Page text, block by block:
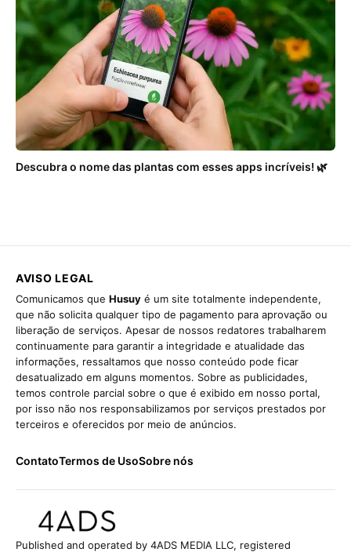
Descubra o nome das plantas com esses apps incríveis! 🌿
AVISO LEGAL
Comunicamos que Husuy é um site totalmente independente,
que não solicita qualquer tipo de pagamento para aprovação ou
liberação de serviços. Apesar de nossos redatores trabalharem
continuamente para garantir a integridade e atualidade das
informações, ressaltamos que nosso conteúdo pode ficar
desatualizado em alguns momentos. Sobre as publicidades,
temos controle parcial sobre o que é exibido em nosso portal,
por isso não nos responsabilizamos por serviços prestados por
terceiros e oferecidos por meio de anúncios.
ContatoTermos de UsoSobre nós
Published and operated by 4ADS MEDIA LLC, registered